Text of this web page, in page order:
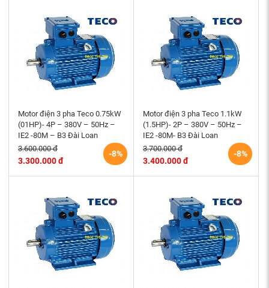
Motor điện 3 pha Teco 0.75kW
(01HP)- 4P – 380V – 50Hz –
IE2 -80M – B3 Đài Loan
-8%
3.600.000 đ
3.300.000 đ
Motor điện 3 pha Teco 1.1kW
(1.5HP)- 2P – 380V – 50Hz –
IE2 -80M- B3 Đài Loan
-8%
3.700.000 đ
3.400.000 đ